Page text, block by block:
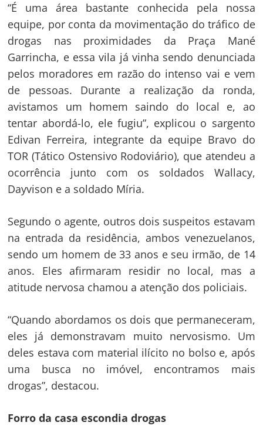
“É uma área bastante conhecida pela nossa
equipe, por conta da movimentação do tráfico de
drogas nas proximidades da Praça Mané
Garrincha, e essa vila já vinha sendo denunciada
pelos moradores em razão do intenso vai e vem
de pessoas. Durante a realização da ronda,
avistamos um homem saindo do local e, ao
tentar abordá-lo, ele fugiu”, explicou o sargento
Edivan Ferreira, integrante da equipe Bravo do
TOR (Tático Ostensivo Rodoviário), que atendeu a
ocorrência junto com os soldados Wallacy,
Dayvison e a soldado Míria.
Segundo o agente, outros dois suspeitos estavam
na entrada da residência, ambos venezuelanos,
sendo um homem de 33 anos e seu irmão, de 14
anos. Eles afirmaram residir no local, mas a
atitude nervosa chamou a atenção dos policiais.
“Quando abordamos os dois que permaneceram,
eles já demonstravam muito nervosismo. Um
deles estava com material ilícito no bolso e, após
uma busca no imóvel, encontramos mais
drogas”, destacou.
Forro da casa escondia drogas